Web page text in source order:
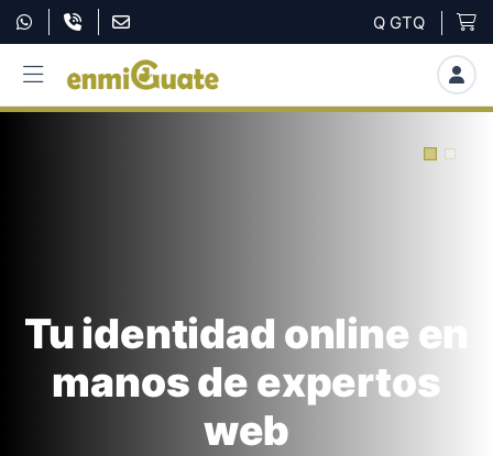
Q GTQ
Tu identidad online en
manos de expertos
web